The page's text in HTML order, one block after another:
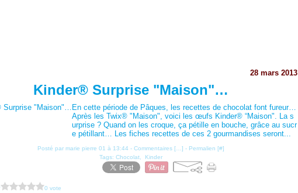
28 mars 2013
Kinder® Surprise "Maison"…
En cette période de Pâques, les recettes de chocolat font fureur…
Après les Twix® "Maison", voici les œufs Kinder® “Maison". La s
urprise ? Quand on les croque, ça pétille en bouche, grâce au sucr
e pétillant… Les fiches recettes de ces 2 gourmandises seront...
Posté par marie pierre 01 à 13:44 - Commentaires [ ] - Permalien [#]
Tags: Chocolat Kinder
0 vote